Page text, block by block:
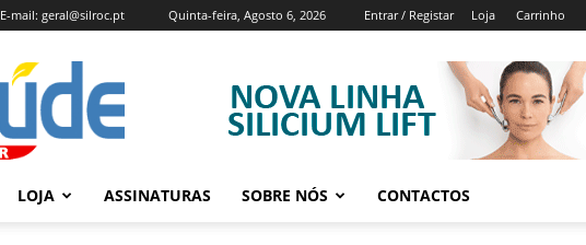
Quinta-feira, Agosto 6, 2026 Entrar / Registar Loja Carrinho
E-mail: geral@silroc.pt
Revista
Saúde
e
Bem
Estar
Edição
LOJA ASSINATURAS SOBRE NÓS CONTACTOS